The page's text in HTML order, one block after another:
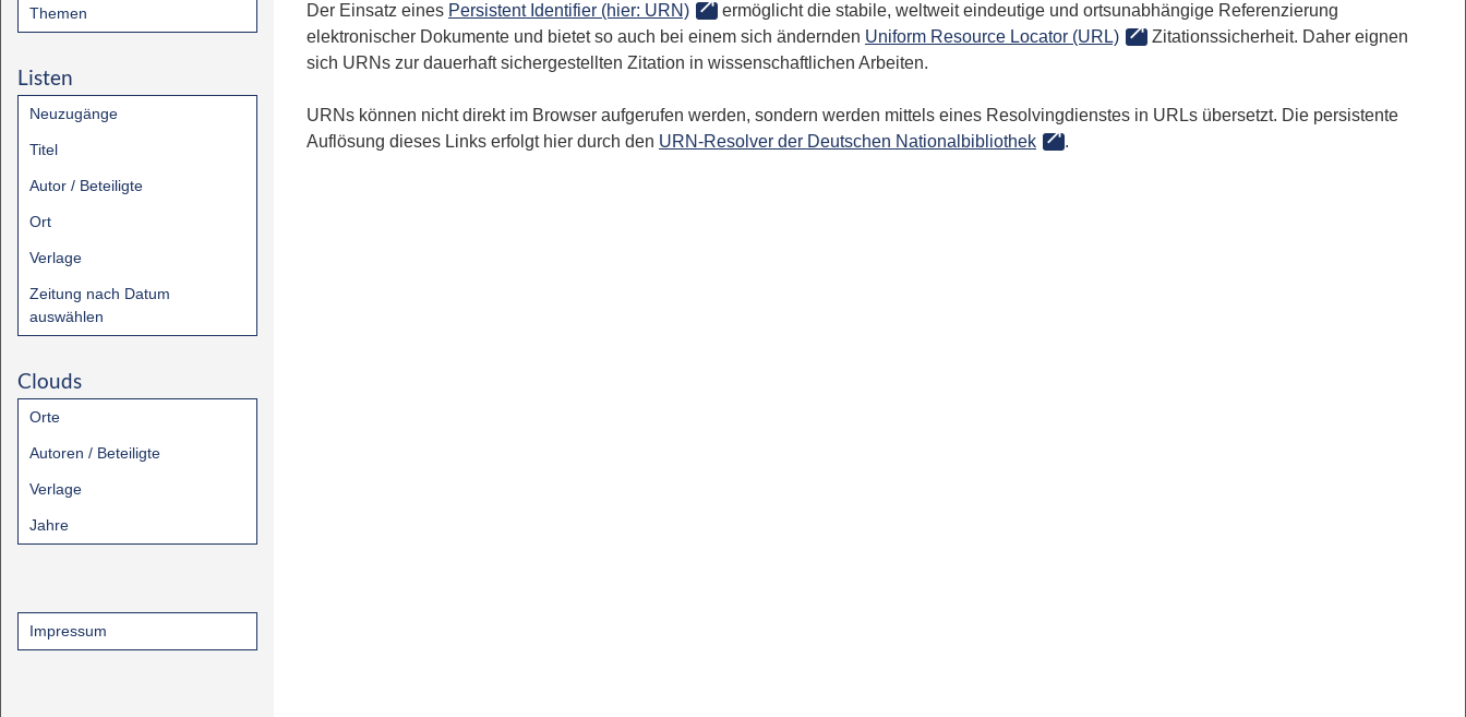
Themen
Listen
Neuzugänge
Titel
Autor / Beteiligte
Ort
Verlage
Zeitung nach Datum
auswählen
Clouds
Orte
Autoren / Beteiligte
Verlage
Jahre
Impressum
Der Einsatz eines Persistent Identifier (hier: URN)
ermöglicht die stabile, weltweit eindeutige und ortsunabhängige Referenzierung
elektronischer Dokumente und bietet so auch bei einem sich ändernden Uniform Resource Locator (URL)
Zitationssicherheit. Daher eignen
sich URNs zur dauerhaft sichergestellten Zitation in wissenschaftlichen Arbeiten.
URNs können nicht direkt im Browser aufgerufen werden, sondern werden mittels eines Resolvingdienstes in URLs übersetzt. Die persistente
Auflösung dieses Links erfolgt hier durch den URN-Resolver der Deutschen Nationalbibliothek .